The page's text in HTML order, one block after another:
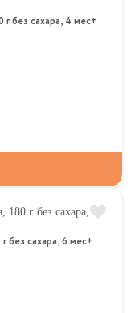
г без сахара, 4 мес+
без сахара, 6 мес+